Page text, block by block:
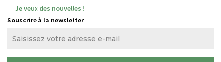
Je veux des nouvelles !
Souscrire à la newsletter